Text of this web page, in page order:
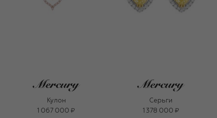
Кулон
1 067 000 ₽
Серьги
1 378 000 ₽